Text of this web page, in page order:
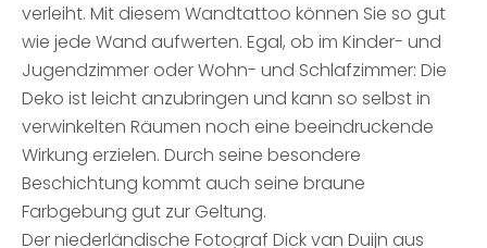
verleiht. Mit diesem Wandtattoo können Sie so gut
wie jede Wand aufwerten. Egal, ob im Kinder- und
Jugendzimmer oder Wohn- und Schlafzimmer: Die
Deko ist leicht anzubringen und kann so selbst in
verwinkelten Räumen noch eine beeindruckende
Wirkung erzielen. Durch seine besondere
Beschichtung kommt auch seine braune
Farbgebung gut zur Geltung.
Der niederländische Fotograf Dick van Duijn aus